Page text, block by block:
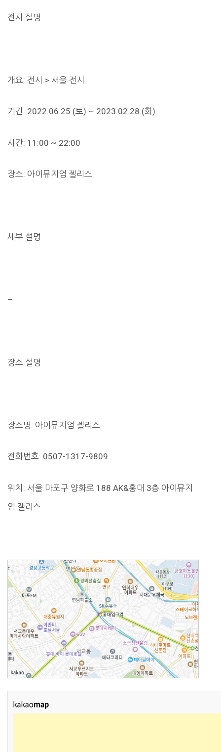
전시 설명
개요: 전시 > 서울 전시
기간: 2022.06.25.(토) ~ 2023.02.28.(화)
시간: 11:00 ~ 22:00
장소: 아이뮤지엄 젤리스
세부 설명
–
장소 설명
장소명: 아이뮤지엄 젤리스
전화번호: 0507-1317-9809
위치: 서울 마포구 양화로 188 AK&홍대 3층 아이뮤지
엄 젤리스